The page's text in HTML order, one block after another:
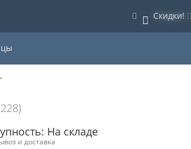
0 Скидки!
На складе
и доставка